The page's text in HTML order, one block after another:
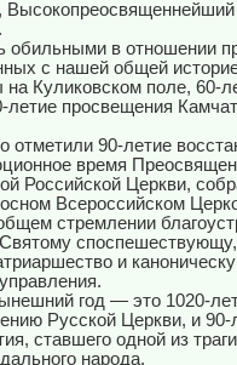
обильными в отношении
с нашей общей
на Куликовском поле, 60-
летие просвещения
90-летие
время
Российской Церкви,
Всероссийском
стремлении
и
год — это 1020-
Русской Церкви, и 90-
ставшего одной из
народа.